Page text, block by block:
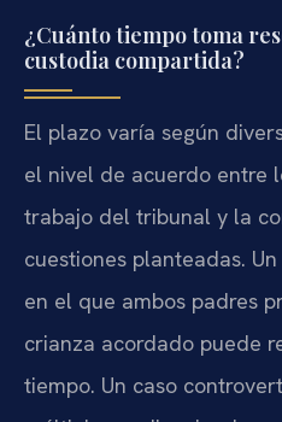
¿Cuánto tiempo toma
custodia compartida?
El plazo varía según
el nivel de acuerdo entre
trabajo del tribunal y la
cuestiones planteadas.
en el que ambos padres
crianza acordado puede
tiempo. Un caso